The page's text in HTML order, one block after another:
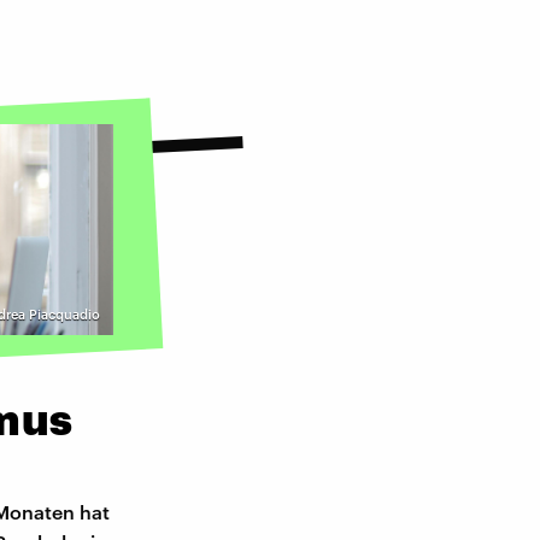
Piacquadio
hat